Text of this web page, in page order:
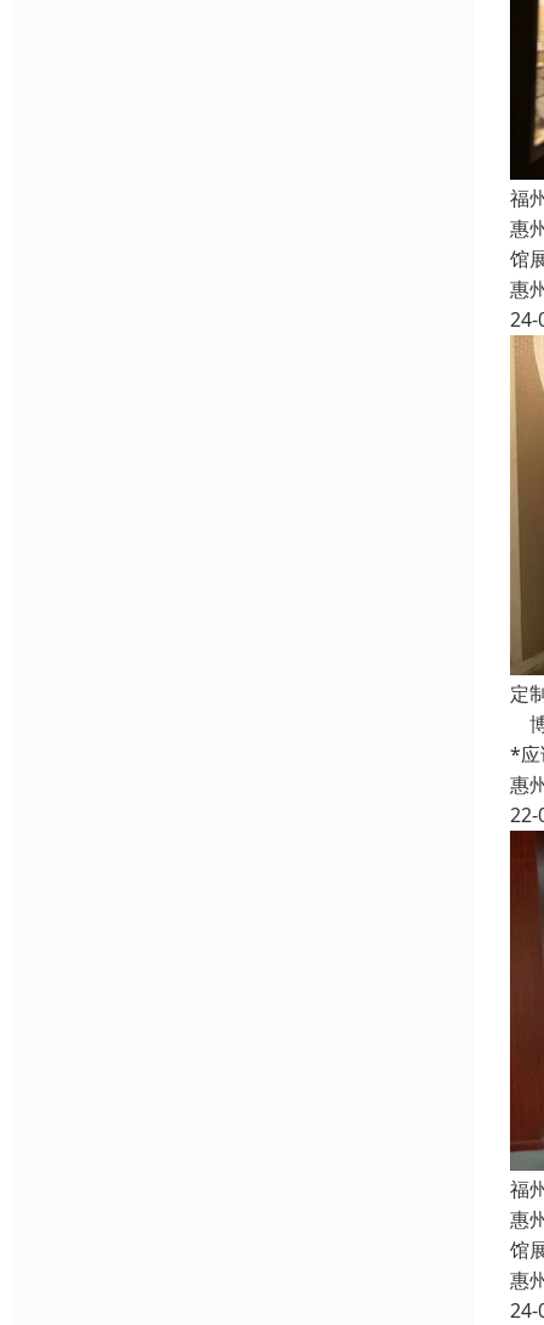
福
惠
馆
惠
24-
定
*应
惠
22-
福
惠
馆
惠
24-